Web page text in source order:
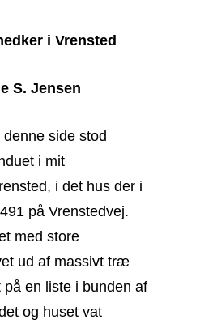
i Vrensted
S. Jensen
side stod
i mit
i det hus der i
på Vrenstedvej.
med store
ud af massivt træ
en liste i bunden af
og huset vat